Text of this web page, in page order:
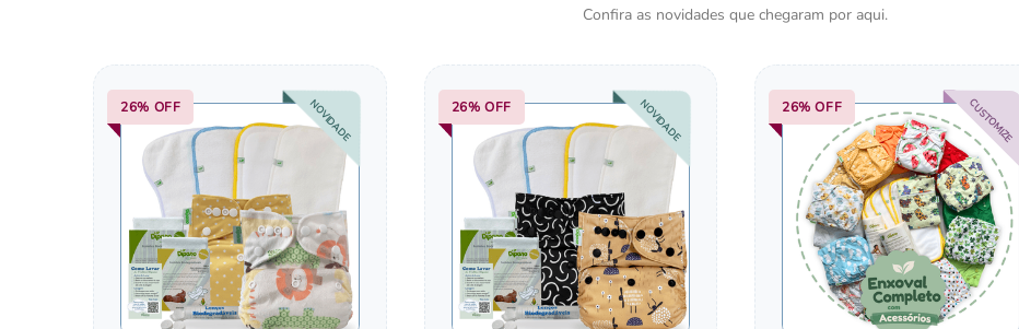
Confira as novidades que chegaram por aqui.
26% OFF NOVIDADE 26% OFF NOVIDADE 26% OFF CUSTOMIZE